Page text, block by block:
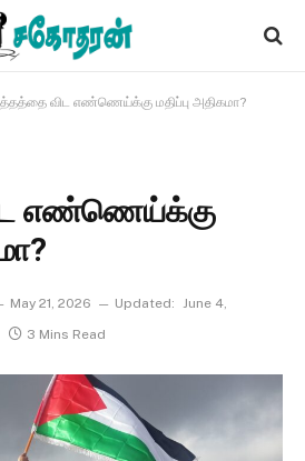
விட எண்ணெய்க்கு மதிப்பு அதிகமா?
எண்ணெய்க்கு
May 21, 2026 Updated: June 4,
3 Mins Read